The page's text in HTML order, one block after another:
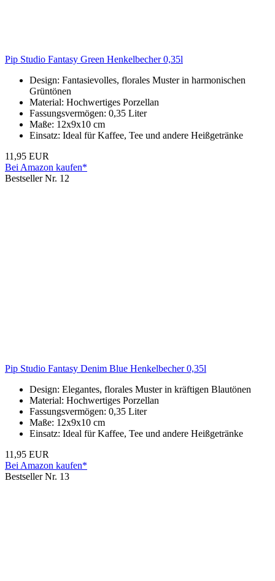
Pip Studio Fantasy Green Henkelbecher 0,35l
Design: Fantasievolles, florales Muster in harmonischen
Grüntönen
Material: Hochwertiges Porzellan
Fassungsvermögen: 0,35 Liter
Maße: 12x9x10 cm
Einsatz: Ideal für Kaffee, Tee und andere Heißgetränke
11,95 EUR
Bei Amazon kaufen*
Bestseller Nr. 12
Pip Studio Fantasy Denim Blue Henkelbecher 0,35l
Design: Elegantes, florales Muster in kräftigen Blautönen
Material: Hochwertiges Porzellan
Fassungsvermögen: 0,35 Liter
Maße: 12x9x10 cm
Einsatz: Ideal für Kaffee, Tee und andere Heißgetränke
11,95 EUR
Bei Amazon kaufen*
Bestseller Nr. 13